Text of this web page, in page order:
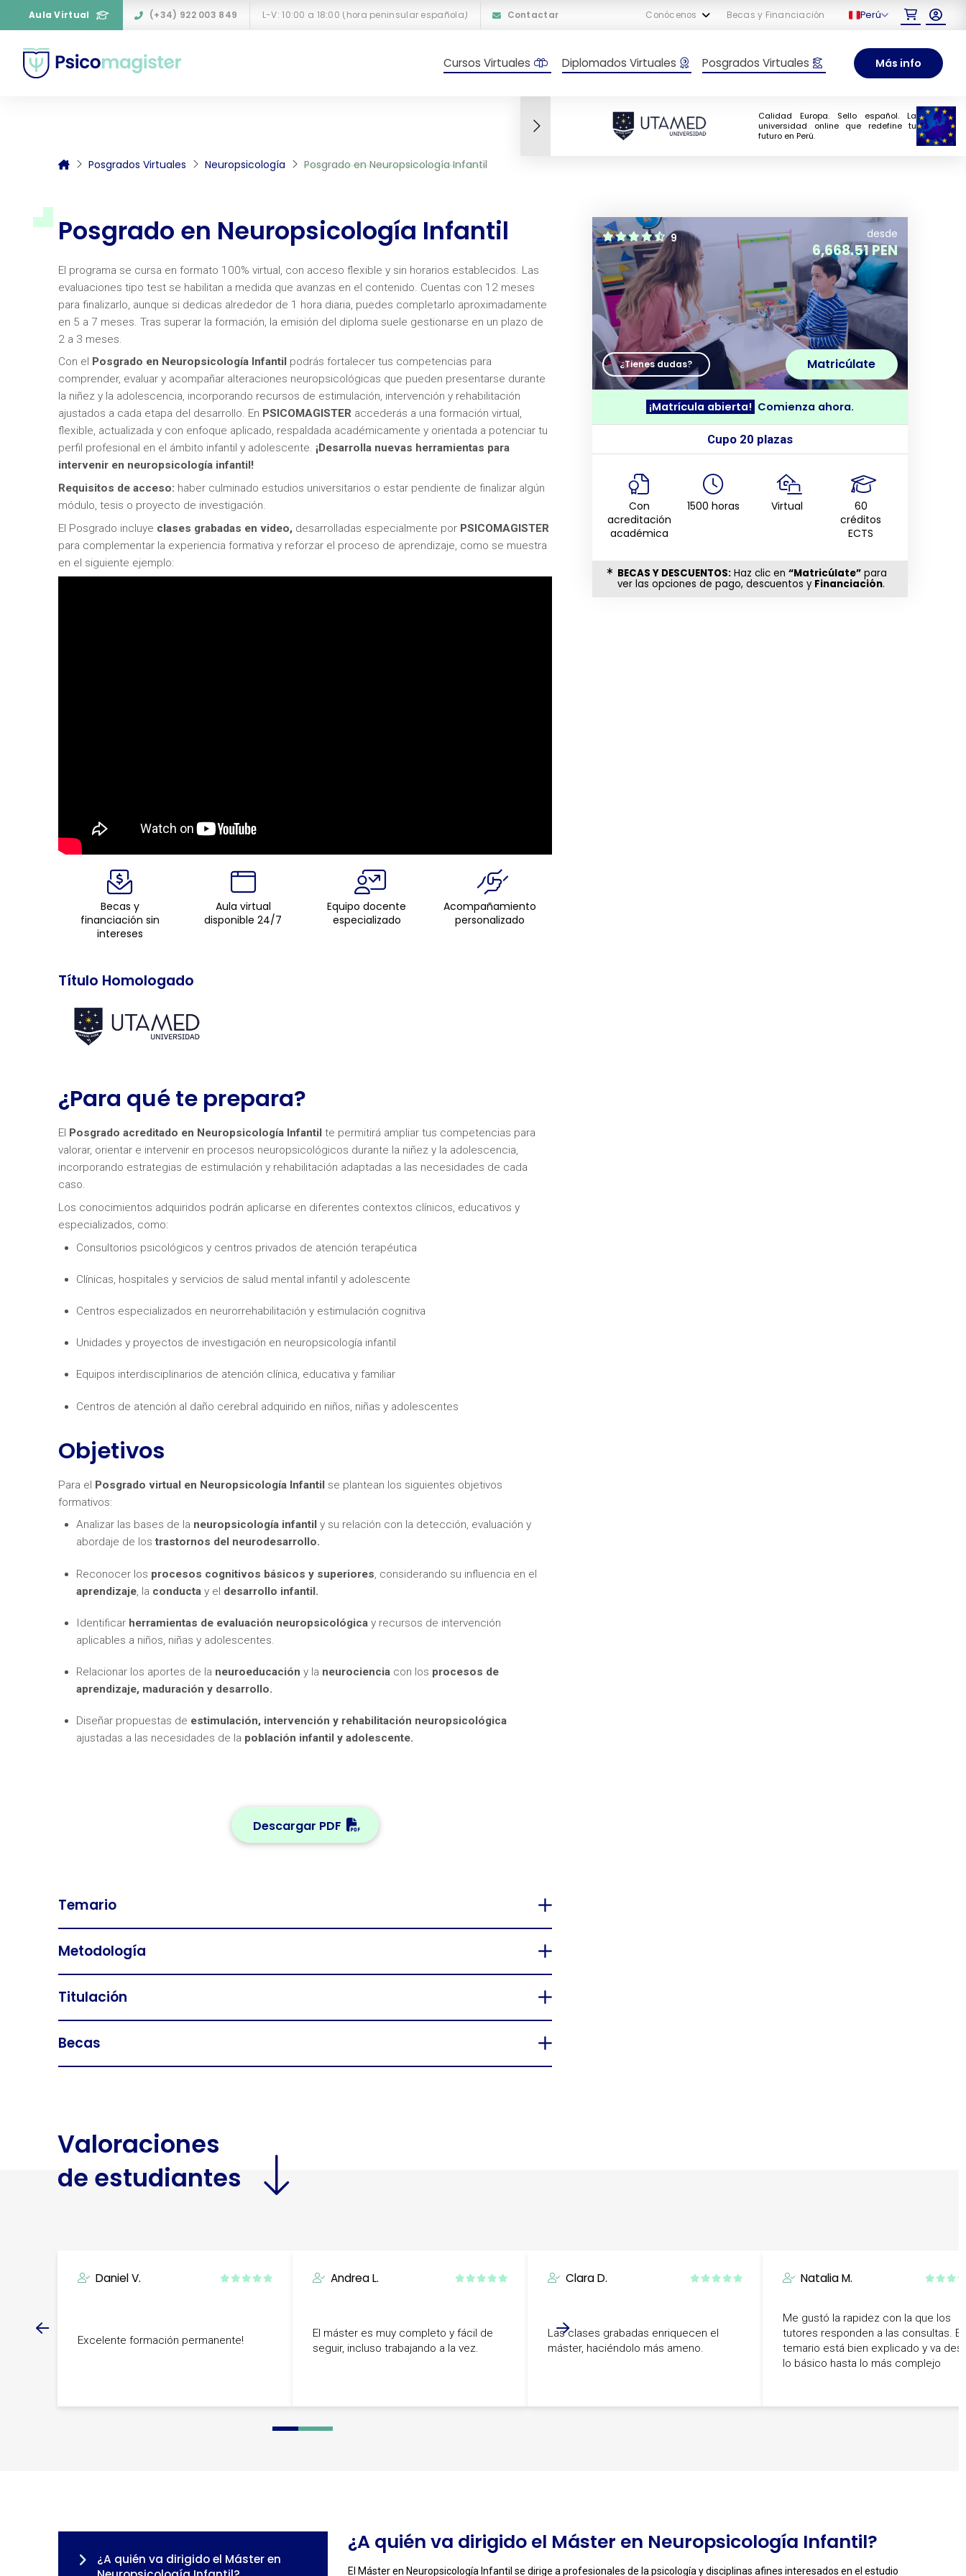
Aula Virtual (+34) 922 003 849 L-V: 10:00 a 18:00 (hora peninsular española) Contactar Conócenos Becas y Financiación Perú
Cursos Virtuales Diplomados Virtuales Posgrados Virtuales Más info
Calidad Europa. Sello español. La
universidad online que redefine tu
futuro en Perú.
Posgrados Virtuales Neuropsicología Posgrado en Neuropsicología Infantil
Posgrado en Neuropsicología Infantil
El programa se cursa en formato 100% virtual, con acceso flexible y sin horarios establecidos. Las
evaluaciones tipo test se habilitan a medida que avanzas en el contenido. Cuentas con 12 meses
para finalizarlo, aunque si dedicas alrededor de 1 hora diaria, puedes completarlo aproximadamente
en 5 a 7 meses. Tras superar la formación, la emisión del diploma suele gestionarse en un plazo de
2 a 3 meses.
Con el
Posgrado en Neuropsicología Infantil podrás fortalecer tus competencias para
comprender, evaluar y acompañar alteraciones neuropsicológicas que pueden presentarse durante
la niñez y la adolescencia, incorporando recursos de estimulación, intervención y rehabilitación
ajustados a cada etapa del desarrollo. En PSICOMAGISTER accederás a una formación virtual,
flexible, actualizada y con enfoque aplicado, respaldada académicamente y orientada a potenciar tu
perfil profesional en el ámbito infantil y adolescente. ¡Desarrolla nuevas herramientas para
intervenir en neuropsicología infantil!
Requisitos de acceso: haber culminado estudios universitarios o estar pendiente de finalizar algún
módulo, tesis o proyecto de investigación.
El Posgrado incluye clases grabadas en video,desarrolladas especialmente por PSICOMAGISTER
para complementar la experiencia formativa y reforzar el proceso de aprendizaje, como se muestra
en el siguiente ejemplo:
Becas y
financiación sin
intereses
Aula virtual
disponible 24/7
Equipo docente
especializado
Acompañamiento
personalizado
Título Homologado
¿Para qué te prepara?
El Posgrado acreditado en Neuropsicología Infantilte permitirá ampliar tus competencias para
valorar, orientar e intervenir en procesos neuropsicológicos durante la niñez y la adolescencia,
incorporando estrategias de estimulación y rehabilitación adaptadas a las necesidades de cada
caso.
Los conocimientos adquiridos podrán aplicarse en diferentes contextos clínicos, educativos y
especializados, como:
Consultorios psicológicos y centros privados de atención terapéutica
Clínicas, hospitales y servicios de salud mental infantil y adolescente
Centros especializados en neurorrehabilitación y estimulación cognitiva
Unidades y proyectos de investigación en neuropsicología infantil
Equipos interdisciplinarios de atención clínica, educativa y familiar
Centros de atención al daño cerebral adquirido en niños, niñas y adolescentes
Objetivos
Para el Posgrado virtual en Neuropsicología Infantilse plantean los siguientes objetivos
formativos:
Analizar las bases de la neuropsicología infantil y su relación con la detección, evaluación y
abordaje de lostrastornos del neurodesarrollo.
Reconocer los procesos cognitivos básicos y superiores , considerando su influencia en el
aprendizaje , la conducta y el desarrollo infantil.
Identificar herramientas de evaluación neuropsicológica y recursos de intervención
aplicables a niños, niñas y adolescentes.
Relacionar los aportes de la neuroeducacióny la neurociencia con los procesos de
aprendizaje, maduración y desarrollo.
Diseñar propuestas de estimulación, intervención y rehabilitación neuropsicológica
ajustadas a las necesidades de la población infantil y adolescente.
Descargar PDF
Temario
Metodología
Titulación
Becas
Valoraciones
de estudiantes
Daniel V.
Excelente formación permanente!
Andrea L.
El máster es muy completo y fácil de
seguir, incluso trabajando a la vez.
Clara D.
Las clases grabadas enriquecen el
máster, haciéndolo más ameno.
Natalia M.
Me gustó la rapidez con la que los
tutores responden a las consultas. El
temario está bien explicado y va
lo básico hasta lo más complejo
0 1 2 3 4
9 desde
6,668.51 PEN
¿Tienes dudas? Matricúlate
¡Matrícula abierta! Comienza ahora.
Cupo 20 plazas
Con
acreditación
académica
1500 horas Virtual
60
créditos
ECTS
BECAS Y DESCUENTOS:Haz clic en “Matricúlate”para
ver las opciones de pago, descuentos y Financiación.
¿A quién va dirigido el Máster en
¿A quién va dirigido el Máster en Neuropsicología Infantil?
El Máster en Neuropsicología Infantil se dirige a profesionales de la psicología y disciplinas afines interesados en el estudio
¿Necesitas más información sobre un curso?